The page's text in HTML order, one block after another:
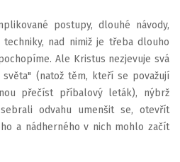
postupy, dlouhé návody,
nad nimiž je třeba dlouho
Ale Kristus nezjevuje svá
(natož těm, kteří se považují
přečíst příbalový leták), nýbrž
odvahu umenšit se, otevřít
a nádherného v nich mohlo začít